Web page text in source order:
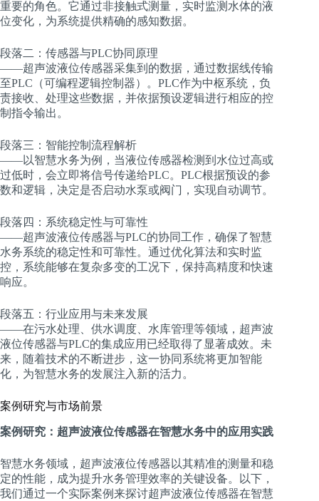
重要的角色。它通过非接触式测量，实时监测水体的液
位变化，为系统提供精确的感知数据。
段落二：传感器与PLC协同原理
——超声波液位传感器采集到的数据，通过数据线传输
至PLC（可编程逻辑控制器）。PLC作为中枢系统，负
责接收、处理这些数据，并依据预设逻辑进行相应的控
制指令输出。
段落三：智能控制流程解析
——以智慧水务为例，当液位传感器检测到水位过高或
过低时，会立即将信号传递给PLC。PLC根据预设的参
数和逻辑，决定是否启动水泵或阀门，实现自动调节。
段落四：系统稳定性与可靠性
——超声波液位传感器与PLC的协同工作，确保了智慧
水务系统的稳定性和可靠性。通过优化算法和实时监
控，系统能够在复杂多变的工况下，保持高精度和快速
响应。
段落五：行业应用与未来发展
——在污水处理、供水调度、水库管理等领域，超声波
液位传感器与PLC的集成应用已经取得了显著成效。未
来，随着技术的不断进步，这一协同系统将更加智能
化，为智慧水务的发展注入新的活力。
案例研究与市场前景
案例研究：超声波液位传感器在智慧水务中的应用实践
智慧水务领域，超声波液位传感器以其精准的测量和稳
定的性能，成为提升水务管理效率的关键设备。以下，
我们通过一个实际案例来探讨超声波液位传感器在智慧